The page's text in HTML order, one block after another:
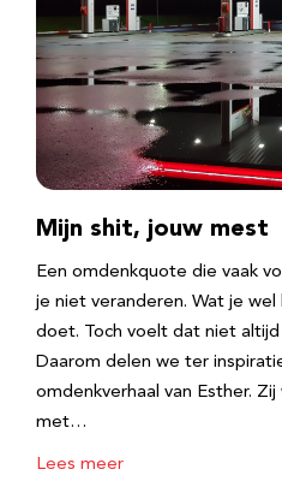
Mijn shit, jouw mest
Een omdenkquote die vaak
je niet veranderen. Wat je
doet. Toch voelt dat niet
Daarom delen we ter
omdenkverhaal van Esther.
met…
Lees meer